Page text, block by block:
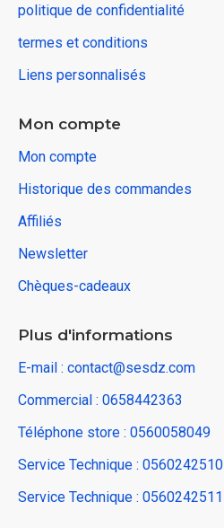
politique de confidentialité
termes et conditions
Liens personnalisés
Mon compte
Mon compte
Historique des commandes
Affiliés
Newsletter
Chèques-cadeaux
Plus d'informations
E-mail : contact@sesdz.com
Commercial : 0658442363
Téléphone store : 0560058049
Service Technique : 0560242510
Service Technique : 0560242511